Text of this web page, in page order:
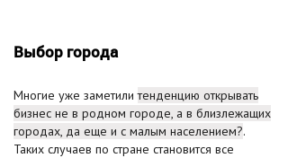
Выбор города
Многие уже заметилитенденцию открывать
бизнес не в родном городе, а в близлежащих
городах, да еще и с малым населением?.
Таких случаев по стране становится все